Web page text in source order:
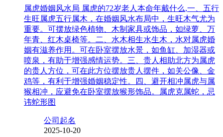
属虎婚姻风水局 属虎的72岁老人本命年戴什么,一、五行
生旺属虎五行属木，在婚姻风水布局中，生旺木气尤为
重要。可摆放绿色植物、木制家具或饰品，如绿萝、万
年青、红木桌椅等。二、水木相生水生木，水对属虎婚
姻有滋养作用。可在卧室摆放水景，如鱼缸、加湿器或
喷泉，有助于增强感情运势。三、贵人相助北方为属虎
的贵人方位，可在此方位摆放贵人摆件，如关公像、金
鸡等，有利于增强婚姻稳定性。四、避开相冲属虎与属
猴相冲，应避免在卧室摆放猴形饰品。属虎克属蛇，忌
讳蛇形图
公司起名
2025-10-20